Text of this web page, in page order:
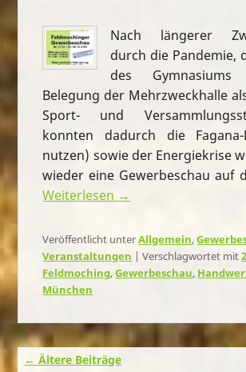
Nach längerer
durch die Pandemie,
des
Belegung der Mehrzweckhalle
Sport- und
konnten dadurch die
nutzen) sowie der Energiekrise
wieder eine Gewerbeschau auf
Weiterlesen →
Veröffentlicht unterAllgemein,
Veranstaltungen |Verschlagwortet mit
Feldmoching,Gewerbeschau,
München
Beitragsnavigation
← Ältere Beiträge